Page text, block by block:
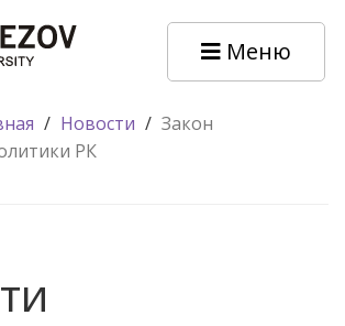
Меню
/ Новости / Закон
РК